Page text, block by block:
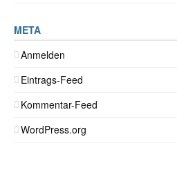
META
Anmelden
Eintrags-Feed
Kommentar-Feed
WordPress.org